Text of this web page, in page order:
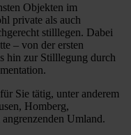
Objekten im
private als auch
stilllegen. Dabei
– von der ersten
hin zur Stilllegung durch
Sie tätig, unter anderem
Homberg,
Umland.